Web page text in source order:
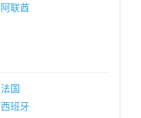
阿联酋
法国
西班牙